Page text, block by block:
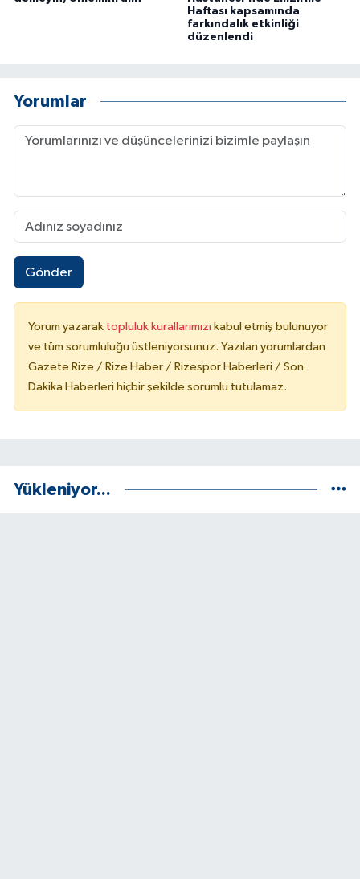
Haftası kapsamında
farkındalık etkinliği
düzenlendi
Yorumlar
Gönder
Yorum yazarak topluluk kurallarımızı kabul etmiş bulunuyor
ve tüm sorumluluğu üstleniyorsunuz. Yazılan yorumlardan
Gazete Rize / Rize Haber / Rizespor Haberleri / Son
Dakika Haberleri hiçbir şekilde sorumlu tutulamaz.
Yükleniyor...